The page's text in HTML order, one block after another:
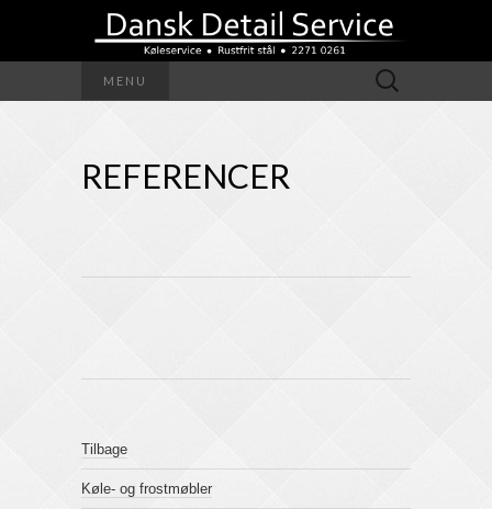
MENU
Søg
efter:
REFERENCER
Tilbage
Køle- og frostmøbler